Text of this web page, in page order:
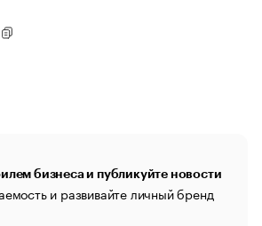
бизнеса и публикуйте новости
и развивайте личный бренд